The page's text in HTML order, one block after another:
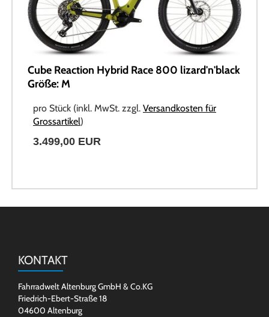
Cube Reaction Hybrid Race 800 lizard'n'black
Größe: M
pro Stück (inkl. MwSt. zzgl. Versandkosten für
Grossartikel)
3.499,00 EUR
KONTAKT
Fahrradwelt Altenburg GmbH & Co.KG
Friedrich-Ebert-Straße 18
04600 Altenburg